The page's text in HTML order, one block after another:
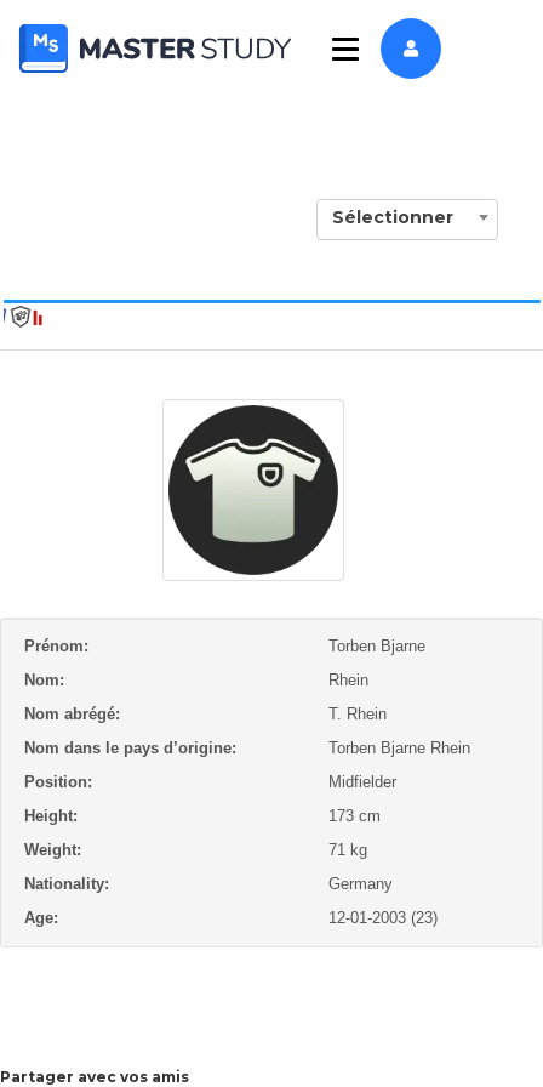
Sélectionner
Prénom:
Torben Bjarne
Nom:
Rhein
Nom abrégé:
T. Rhein
Nom dans le pays d’origine:
Torben Bjarne Rhein
Position:
Midfielder
Height:
173 cm
Weight:
71 kg
Nationality:
Germany
Age:
12-01-2003 (23)
Partager avec vos amis